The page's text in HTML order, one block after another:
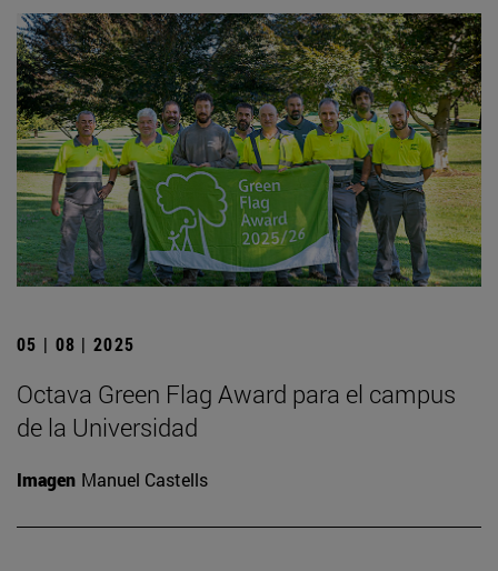
05 | 08 | 2025
Octava Green Flag Award para el campus
de la Universidad
Imagen Manuel Castells